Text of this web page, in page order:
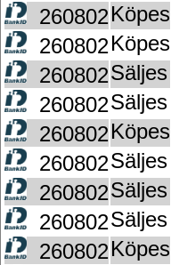
260802Köpes
260802Köpes
260802Säljes
260802Säljes
260802Köpes
260802Säljes
260802Säljes
260802Säljes
260802Köpes